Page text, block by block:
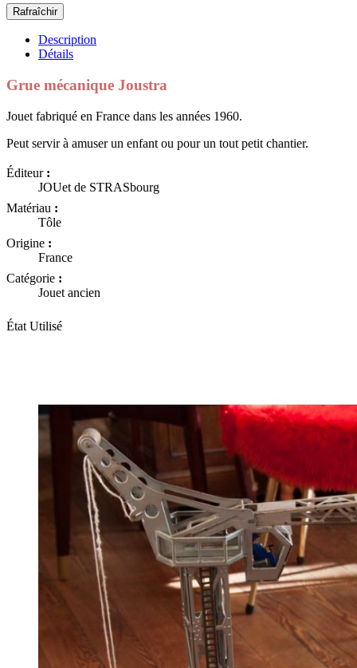
Description
Détails
Grue mécanique Joustra
Jouet fabriqué en France dans les années 1960.
Peut servir à amuser un enfant ou pour un tout petit chantier.
Éditeur :
JOUet de STRASbourg
Matériau :
Tôle
Origine :
France
Catégorie :
Jouet ancien
État Utilisé